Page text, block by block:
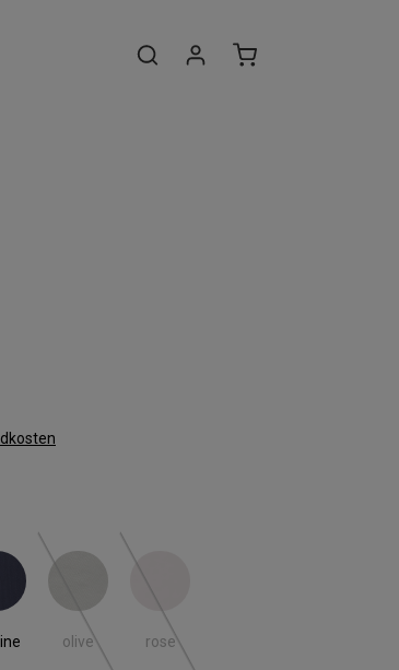
zurzeit nicht verfügbar.)
olive
olive
(Diese Option ist zurzeit nicht verfügbar.)
rose
(Diese Option ist zurzeit nicht